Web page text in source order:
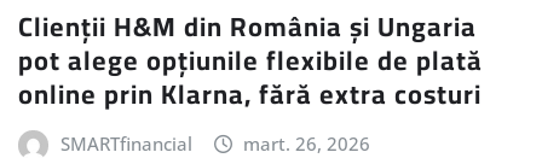
Clienții H&M din România și Ungaria
pot alege opțiunile flexibile de plată
online prin Klarna, fără extra costuri
SMARTfinancial mart. 26, 2026